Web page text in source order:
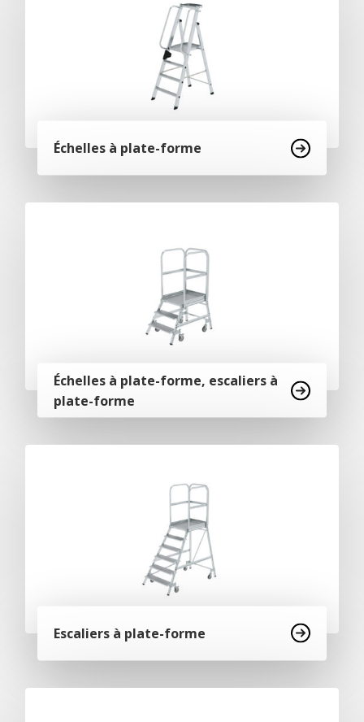
Échelles à plate-forme
Échelles à plate-forme, escaliers à
plate-forme
Escaliers à plate-forme